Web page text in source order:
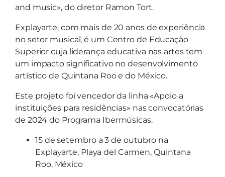
and music», do diretor Ramon Tort.
Explayarte, com mais de 20 anos de experiência
no setor musical, é um Centro de Educação
Superior cuja liderança educativa nas artes tem
um impacto significativo no desenvolvimento
artístico de Quintana Roo e do México.
Este projeto foi vencedor da linha «Apoio a
instituições para residências» nas convocatórias
de 2024 do Programa Ibermúsicas.
15 de setembro a 3 de outubro na
Explayarte, Playa del Carmen, Quintana
Roo, México